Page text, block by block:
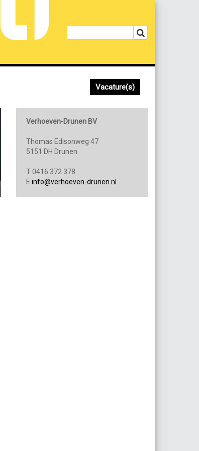
Vacature(s)
Verhoeven-Drunen BV
Thomas Edisonweg 47
5151 DH Drunen
T 0416 372 378
E info@verhoeven-drunen.nl